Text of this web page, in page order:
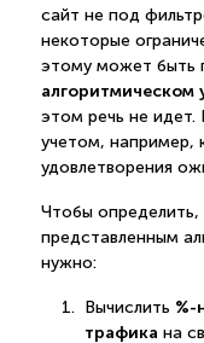
сайт не под
некоторые
этому может быть
алгоритмическом
этом речь не идет.
учетом, например,
удовлетворения
Чтобы
представленным
нужно:
Вычислить %-
трафика на